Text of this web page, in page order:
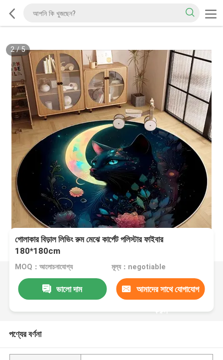
2/5
গোলাকার বিড়াল লিভিং রুম মেঝে কার্পেট পলিস্টার ফাইবার
180*180cm
MOQ：আলোচনাযোগ্য মূল্য：negotiable
ভালো দাম আমাদের সাথে যোগাযোগ
করুন
পণ্যের বর্ণনা